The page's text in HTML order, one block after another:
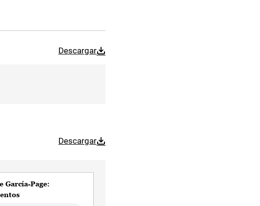
Descargar
Descargar
García-Page: